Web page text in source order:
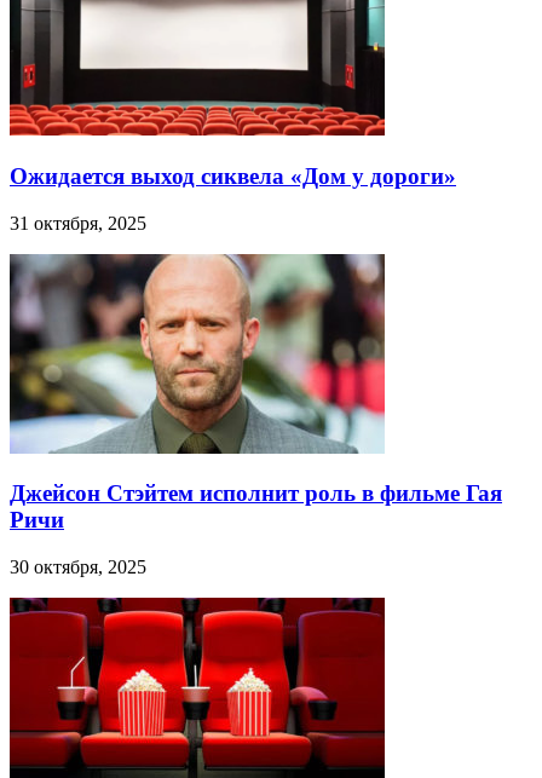
Ожидается выход сиквела «Дом у дороги»
31 октября, 2025
Джейсон Стэйтем исполнит роль в фильме Гая
Ричи
30 октября, 2025